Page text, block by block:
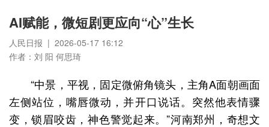
AI赋能，微短剧更应向“心”生长
人民日报 | 2026-05-17 16:12
作者：刘 阳 何思琦
“中景，平视，固定微俯角镜头，主角A面朝画面
左侧站位，嘴唇微动，并开口说话。突然他表情骤
变，锁眉咬齿，神色警觉起来。”河南郑州，奇想文